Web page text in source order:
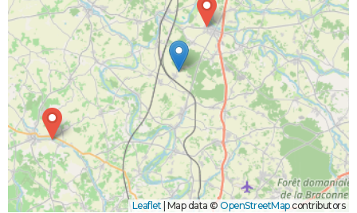
Leaflet Map data © OpenStreetMapcontributors